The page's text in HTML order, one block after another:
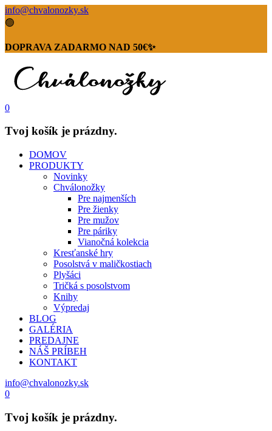
info@chvalonozky.sk
🟢
DOPRAVA ZADARMO NAD 50€✨
0
Tvoj košík je prázdny.
DOMOV
PRODUKTY
Novinky
Chválonožky
Pre najmenších
Pre žienky
Pre mužov
Pre páriky
Vianočná kolekcia
Kresťanské hry
Posolstvá v maličkostiach
Plyšáci
Tričká s posolstvom
Knihy
Výpredaj
BLOG
GALÉRIA
PREDAJNE
NÁŠ PRÍBEH
KONTAKT
info@chvalonozky.sk
0
Tvoj košík je prázdny.